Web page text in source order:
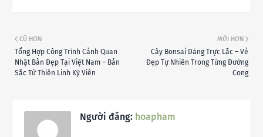
MỚI HƠN
Cây Bonsai Dáng Trực Lắc – Vẻ
Đẹp Tự Nhiên Trong Từng Đường
Cong
CŨ HƠN
Tổng Hợp Công Trình Cảnh Quan
Nhật Bản Đẹp Tại Việt Nam – Bản
Sắc Từ Thiên Linh Kỳ Viên
Người đăng: hoapham